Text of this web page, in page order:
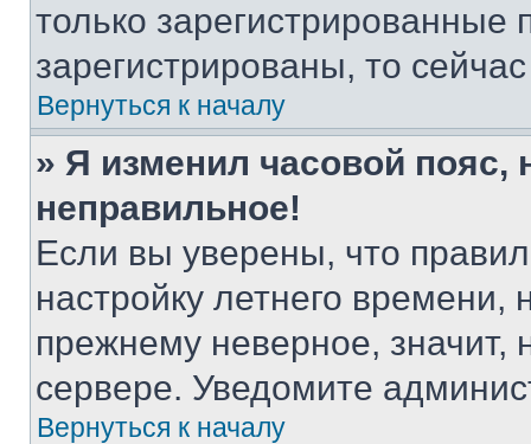
только
зарегистрированы, то
Вернуться к началу
» Я изменил часовой пояс,
неправильное!
Если вы уверены, что
настройку летнего
прежнему неверное, значит,
сервере. Уведомите
Вернуться к началу